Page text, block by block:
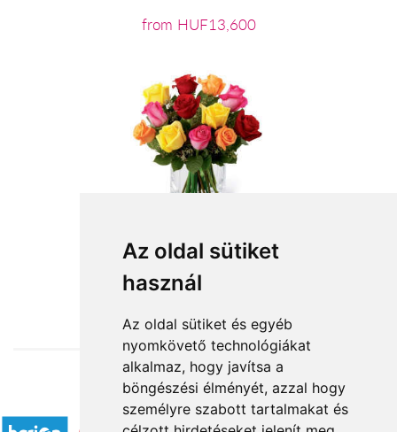
Az oldal sütiket
használ
Az oldal sütiket és egyéb
nyomkövető technológiákat
alkalmaz, hogy javítsa a
böngészési élményét, azzal hogy
személyre szabott tartalmakat és
from HUF13,600
from HUF3,800
Accepted payment methods